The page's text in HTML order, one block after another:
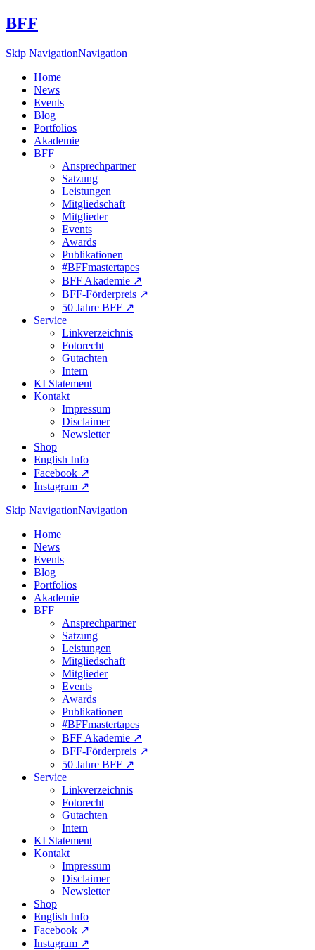
BFF
Skip NavigationNavigation
Home
News
Events
Blog
Portfolios
Akademie
BFF
Ansprechpartner
Satzung
Leistungen
Mitgliedschaft
Mitglieder
Events
Awards
Publikationen
#BFFmastertapes
BFF Akademie ↗︎
BFF-Förderpreis ↗︎
50 Jahre BFF ↗︎
Service
Linkverzeichnis
Fotorecht
Gutachten
Intern
KI Statement
Kontakt
Impressum
Disclaimer
Newsletter
Shop
English Info
Facebook ↗︎
Instagram ↗︎
Skip NavigationNavigation
Home
News
Events
Blog
Portfolios
Akademie
BFF
Ansprechpartner
Satzung
Leistungen
Mitgliedschaft
Mitglieder
Events
Awards
Publikationen
#BFFmastertapes
BFF Akademie ↗︎
BFF-Förderpreis ↗︎
50 Jahre BFF ↗︎
Service
Linkverzeichnis
Fotorecht
Gutachten
Intern
KI Statement
Kontakt
Impressum
Disclaimer
Newsletter
Shop
English Info
Facebook ↗︎
Instagram ↗︎